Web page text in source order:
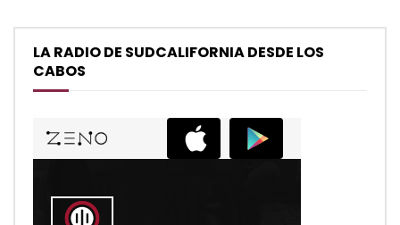
LA RADIO DE SUDCALIFORNIA DESDE LOS
CABOS